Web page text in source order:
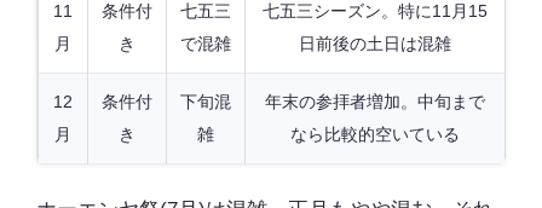
11
月
条件付
き
七五三
で混雑
七五三シーズン。特に11月15
日前後の土日は混雑
12
月
条件付
き
下旬混
雑
年末の参拝者増加。中旬まで
なら比較的空いている